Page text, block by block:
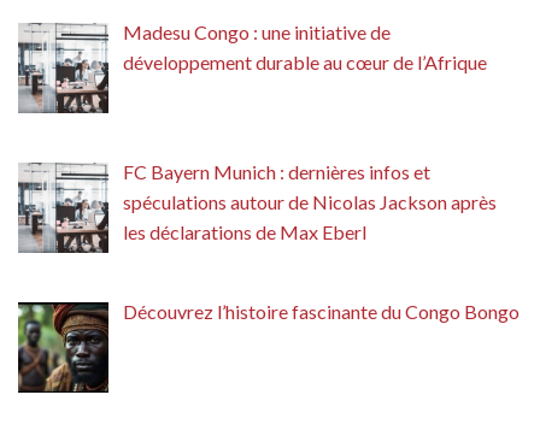
Madesu Congo : une initiative de
développement durable au cœur de l’Afrique
FC Bayern Munich : dernières infos et
spéculations autour de Nicolas Jackson après
les déclarations de Max Eberl
Découvrez l’histoire fascinante du Congo Bongo